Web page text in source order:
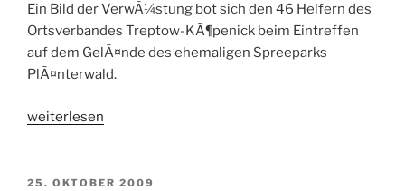
Ein Bild der VerwÃ¼stung bot sich den 46 Helfern des
Ortsverbandes Treptow-KÃ¶penick beim Eintreffen
auf dem GelÃ¤nde des ehemaligen Spreeparks
PlÃ¤nterwald.
„Ausnahmezustand
PlÃ¤nterwald“
weiterlesen
VERÖFFENTLICHT
25. OKTOBER 2009